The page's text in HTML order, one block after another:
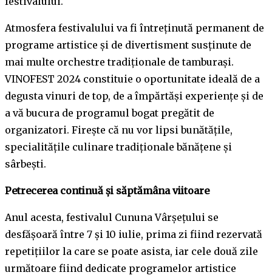
Atmosfera festivalului va fi întreținută permanent de
programe artistice și de divertisment susținute de
mai multe orchestre tradiționale de tamburași.
VINOFEST 2024 constituie o oportunitate ideală de a
degusta vinuri de top, de a împărtăși experiențe și de
a vă bucura de programul bogat pregătit de
organizatori. Firește că nu vor lipsi bunătățile,
specialitățile culinare tradiționale bănățene și
sârbești.
Petrecerea continuă și săptămâna viitoare
Anul acesta, festivalul Cununa Vârșețului se
desfășoară între 7 și 10 iulie, prima zi fiind rezervată
repetițiilor la care se poate asista, iar cele două zile
următoare fiind dedicate programelor artistice